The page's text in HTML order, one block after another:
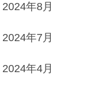
2024年8月
2024年7月
2024年4月